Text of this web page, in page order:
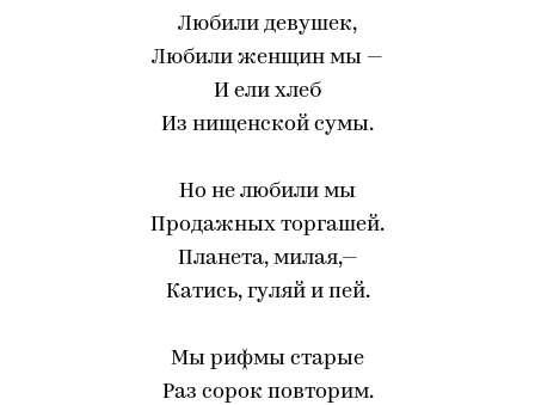
Любили девушек,
Любили женщин мы —
И ели хлеб
Из нищенской сумы.
Но не любили мы
Продажных торгашей.
Планета, милая,—
Катись, гуляй и пей.
Мы рифмы старые
Раз сорок повторим.